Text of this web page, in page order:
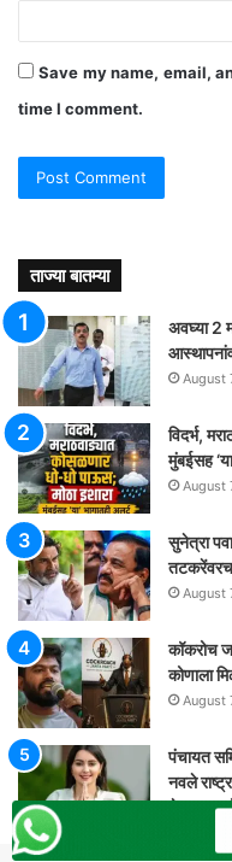
Save my name, email,
time I comment.
ताज्या बातम्या
अवघ्या 2
August
विदर्भ,
मुंबईसह
August
सुनेत्रा
तटकरेंवरच
August
कॉकरोच
कोणाला
August
पंचायत
नवले
नेतृत्वावर